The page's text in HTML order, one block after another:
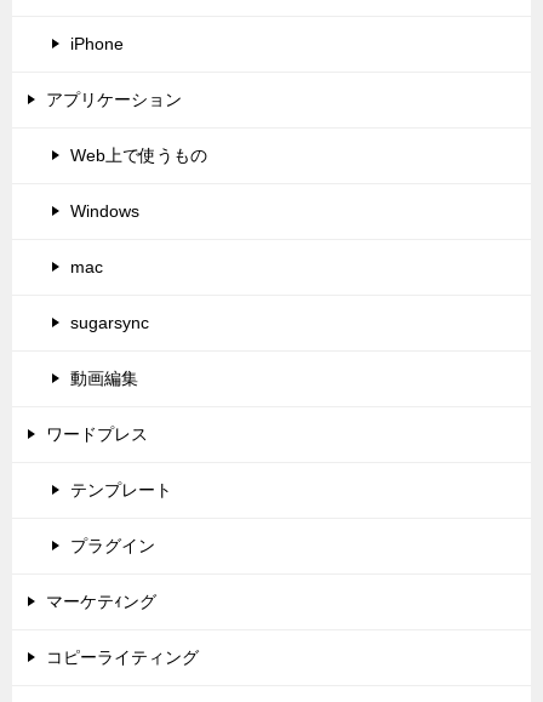
iPhone
アプリケーション
Web上で使うもの
Windows
mac
sugarsync
動画編集
ワードプレス
テンプレート
プラグイン
マーケテｨング
コピーライティング